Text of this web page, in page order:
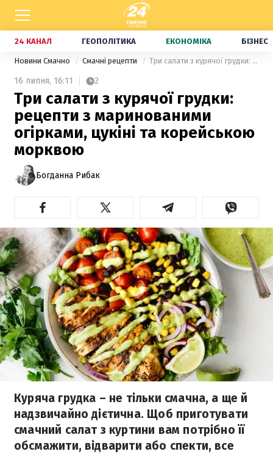
24 КАНАЛ ГЕОПОЛІТИКА ЕКОНОМІКА БІЗНЕС
Новини Смачно Смачні рецепти Три салати з курячої грудки: рецепти з маринованими огірками, цукіні та корейською морквою
16 липня, 16:11 2
Три салати з курячої грудки:
рецепти з маринованими
огірками, цукіні та корейською
морквою
Богданна Рибак
Куряча грудка – не тільки смачна, а ще й
надзвичайно дієтична. Щоб приготувати
смачний салат з куртини вам потрібно її
обсмажити, відварити або спекти, все